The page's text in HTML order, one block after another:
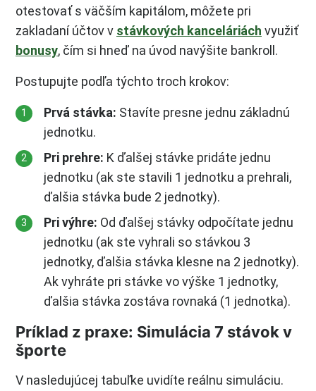
otestovať s väčším kapitálom, môžete pri
zakladaní účtov v stávkových kanceláriách využiť
bonusy, čím si hneď na úvod navýšite bankroll.
Postupujte podľa týchto troch krokov:
Prvá stávka: Stavíte presne jednu základnú
jednotku.
Pri prehre: K ďalšej stávke pridáte jednu
jednotku (ak ste stavili 1 jednotku a prehrali,
ďalšia stávka bude 2 jednotky).
Pri výhre: Od ďalšej stávky odpočítate jednu
jednotku (ak ste vyhrali so stávkou 3
jednotky, ďalšia stávka klesne na 2 jednotky).
Ak vyhráte pri stávke vo výške 1 jednotky,
ďalšia stávka zostáva rovnaká (1 jednotka).
Príklad z praxe: Simulácia 7 stávok v
športe
V nasledujúcej tabuľke uvidíte reálnu simuláciu.